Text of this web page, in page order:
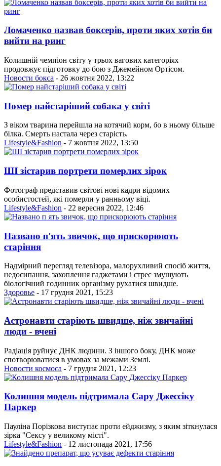
Ломаченко назвав боксерів, проти яких хотів би
вийти на ринг
Колишній чемпіон світу у трьох вагових категоріях
продовжує підготовку до бою з Джемейном Ортісом.
Новости бокса - 26 жовтня 2022, 13:22
Помер найстаріший собака у світі
З віком тварина перейшла на котячий корм, бо в ньому більше
білка. Смерть настала через старість.
Lifestyle&Fashion - 7 жовтня 2022, 13:50
ШІ зістарив портрети померлих зірок
Фотограф представив світові нові кадри відомих
особистостей, які померли у ранньому віці.
Lifestyle&Fashion - 22 вересня 2022, 12:46
Названо п'ять звичок, що прискорюють
старіння
Надмірний перегляд телевізора, малорухливий спосіб життя,
недосипання, захоплення гаджетами і стрес змушують
біологічний годинник організму рухатися швидше.
Здоровье - 17 грудня 2021, 15:23
Астронавти старіють швидше, ніж звичайні
люди - вчені
Радіація руйнує ДНК людини. З іншого боку, ДНК може
спотворюватися в умовах за межами Землі.
Новости космоса - 7 грудня 2021, 12:23
Колишня модель підтримала Сару Джессіку
Паркер
Пауліна Порізкова виступає проти ейджизму, з яким зіткнулася
зірка "Сексу у великому місті".
Lifestyle&Fashion - 12 листопада 2021, 17:56